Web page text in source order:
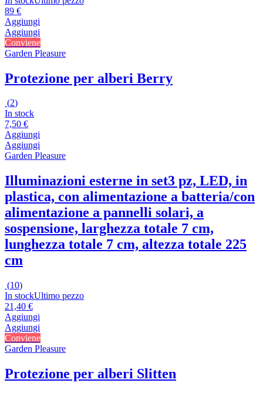
89 €
Aggiungi
Aggiungi
Conviene
Garden Pleasure
Protezione per alberi Berry
(2)
In stock
7,50 €
Aggiungi
Aggiungi
Garden Pleasure
Illuminazioni esterne in set3 pz, LED, in
plastica, con alimentazione a batteria/con
alimentazione a pannelli solari, a
sospensione, larghezza totale 7 cm,
lunghezza totale 7 cm, altezza totale 225
cm
(10)
In stockUltimo pezzo
21,40 €
Aggiungi
Aggiungi
Conviene
Garden Pleasure
Protezione per alberi Slitten